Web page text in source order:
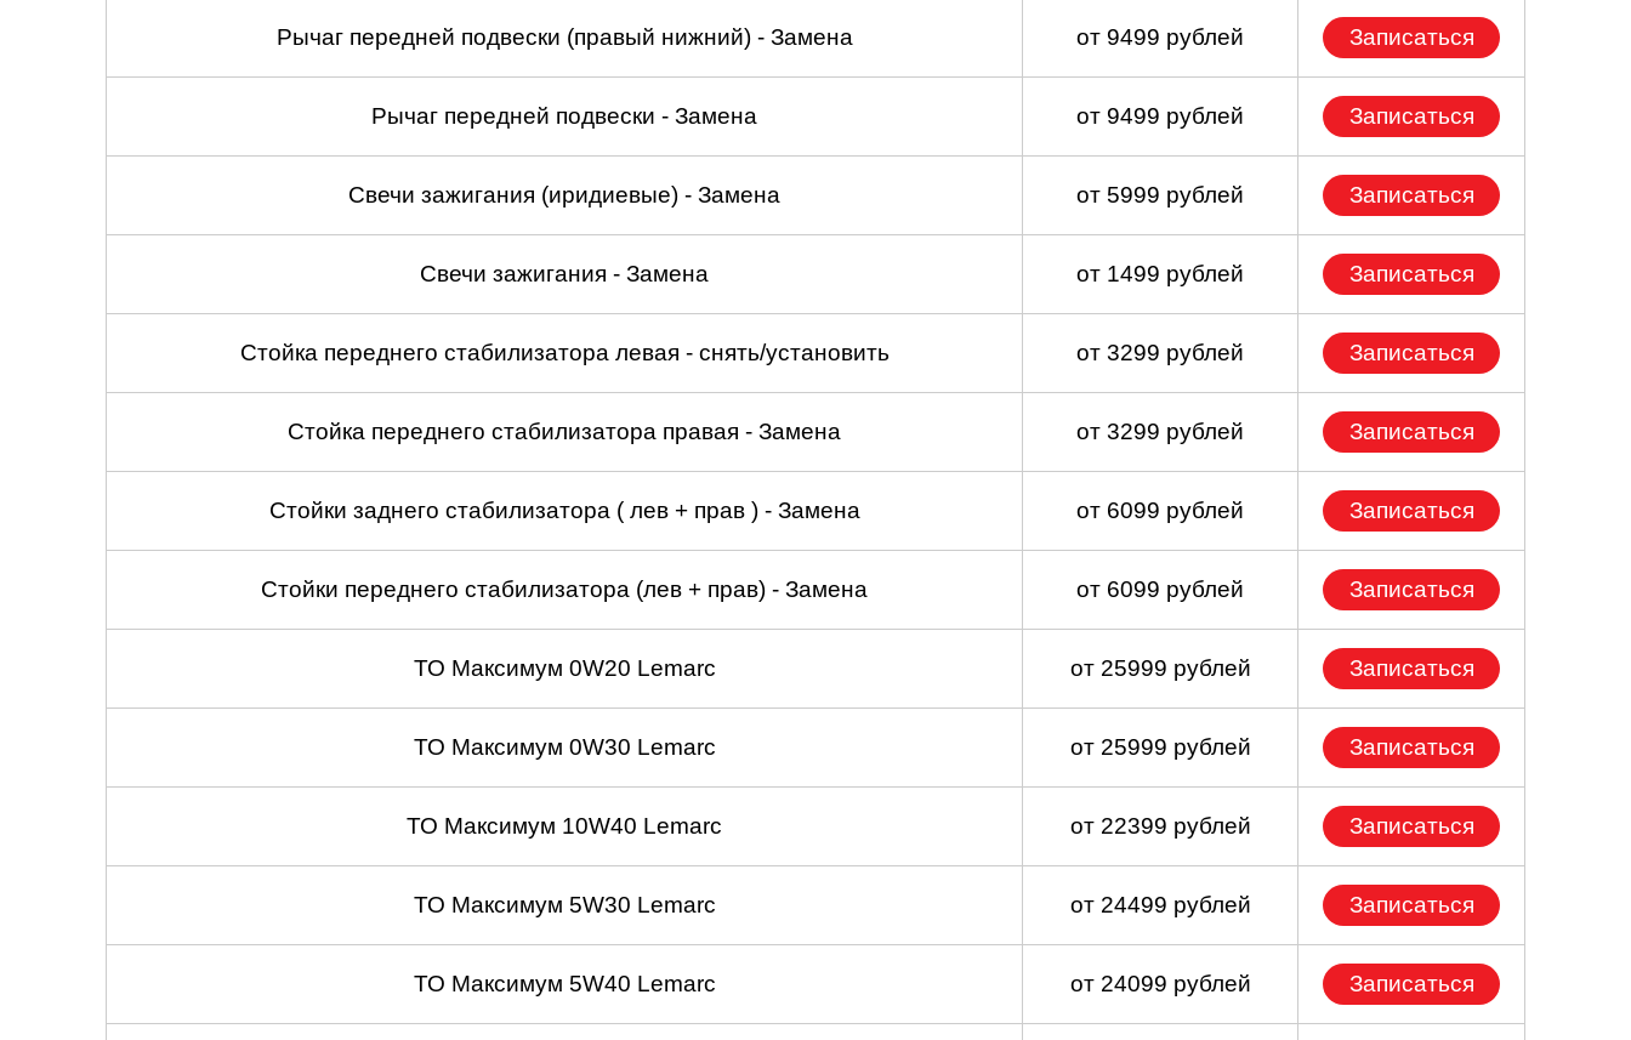
Рычаг передней подвески (правый нижний) - Замена от 9499 рублей Записаться
Рычаг передней подвески - Замена от 9499 рублей Записаться
Свечи зажигания (иридиевые) - Замена от 5999 рублей Записаться
Свечи зажигания - Замена от 1499 рублей Записаться
Стойка переднего стабилизатора левая - снять/установить от 3299 рублей Записаться
Стойка переднего стабилизатора правая - Замена от 3299 рублей Записаться
Стойки заднего стабилизатора ( лев + прав ) - Замена от 6099 рублей Записаться
Стойки переднего стабилизатора (лев + прав) - Замена от 6099 рублей Записаться
ТО Максимум 0W20 Lemarc от 25999 рублей Записаться
ТО Максимум 0W30 Lemarc от 25999 рублей Записаться
ТО Максимум 10W40 Lemarc от 22399 рублей Записаться
ТО Максимум 5W30 Lemarc от 24499 рублей Записаться
ТО Максимум 5W40 Lemarc от 24099 рублей Записаться